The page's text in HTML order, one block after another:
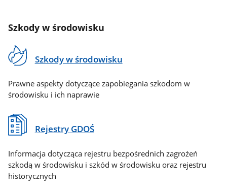
Szkody w środowisku
Szkody w środowisku
Prawne aspekty dotyczące zapobiegania szkodom w
środowisku i ich naprawie
Rejestry GDOŚ
Informacja dotycząca rejestru bezpośrednich zagrożeń
szkodą w środowisku i szkód w środowisku oraz rejestru
historycznych